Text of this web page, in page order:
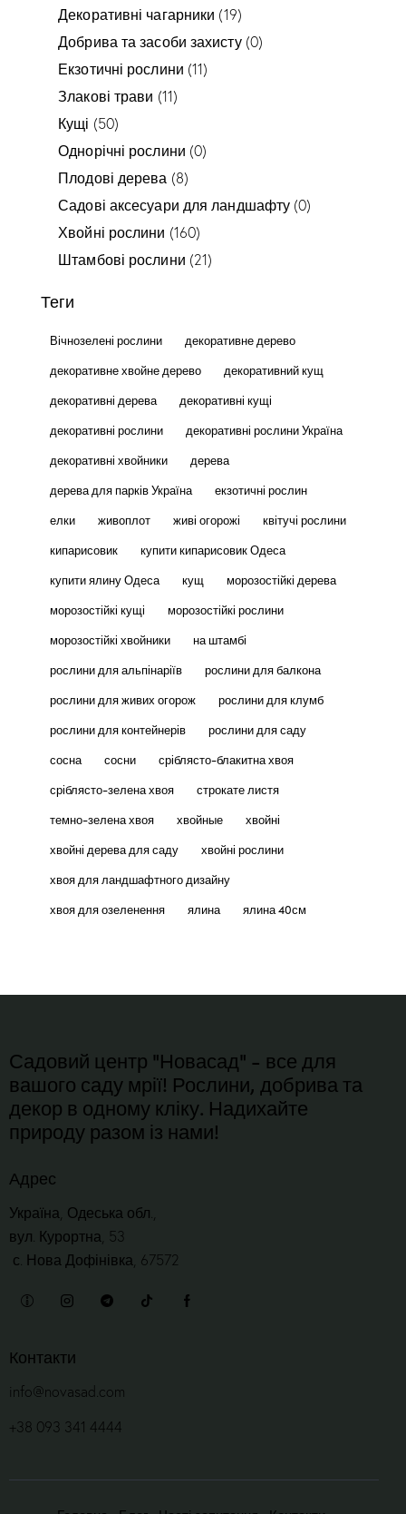
Декоративні чагарники (19)
Добрива та засоби захисту (0)
Екзотичні рослини (11)
Злакові трави (11)
Кущі (50)
Однорічні рослини (0)
Плодові дерева (8)
Садові аксесуари для ландшафту (0)
Хвойні рослини (160)
Штамбові рослини (21)
Теги
Вічнозелені рослини
декоративне дерево
декоративне хвойне дерево
декоративний кущ
декоративні дерева
декоративні кущі
декоративні рослини
декоративні рослини Україна
декоративні хвойники
дерева
дерева для парків Україна
екзотичні рослин
елки
живоплот живі огорожі
квітучі рослини
кипарисовик
купити кипарисовик Одеса
купити ялину Одеса
кущ
морозостійкі дерева
морозостійкі кущі
морозостійкі рослини
морозостійкі хвойники
на штамбі
рослини для альпінаріїв
рослини для балкона
рослини для живих огорож
рослини для клумб
рослини для контейнерів
рослини для саду
сосна
сосни
сріблясто-блакитна хвоя
сріблясто-зелена хвоя
строкате листя
темно-зелена хвоя
хвойные
хвойні
хвойні дерева для саду
хвойні рослини
хвоя для ландшафтного дизайну
хвоя для озеленення
ялина ялина 40см
Садовий центр "Новасад" - все для
вашого саду мрії! Рослини, добрива та
декор в одному кліку. Надихайте
природу разом із нами!
Адрес
Україна, Одеська обл.,
вул. Курортна, 53
с. Нова Дофінівка, 67572
Контакти
info@novasad.com
+38 093 341 4444